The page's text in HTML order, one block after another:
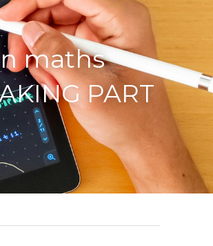
maths
PART